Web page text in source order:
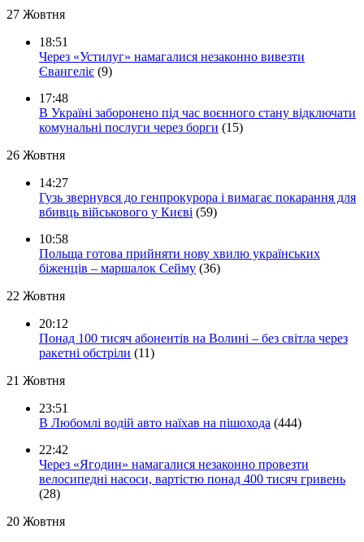
27 Жовтня
18:51
Через «Устилуг» намагалися незаконно вивезти
Євангеліє (9)
17:48
В Україні заборонено під час воєнного стану відключати
комунальні послуги через борги (15)
26 Жовтня
14:27
Гузь звернувся до генпрокурора і вимагає покарання для
вбивць військового у Києві (59)
10:58
Польща готова прийняти нову хвилю українських
біженців – маршалок Сейму (36)
22 Жовтня
20:12
Понад 100 тисяч абонентів на Волині – без світла через
ракетні обстріли (11)
21 Жовтня
23:51
В Любомлі водій авто наїхав на пішохода (444)
22:42
Через «Ягодин» намагалися незаконно провезти
велосипедні насоси, вартістю понад 400 тисяч гривень
(28)
20 Жовтня